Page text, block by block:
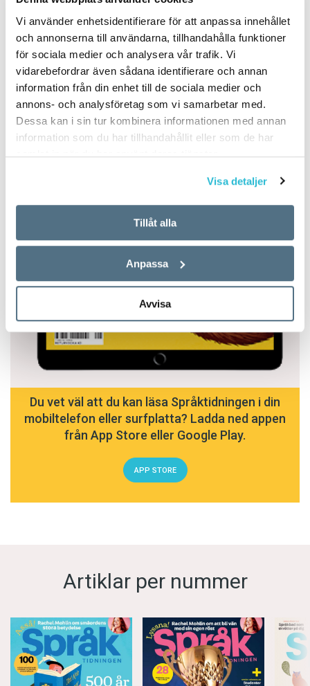
Vi använder enhetsidentifierare för att anpassa innehållet
och annonserna till användarna, tillhandahålla funktioner
för sociala medier och analysera vår trafik. Vi
vidarebefordrar även sådana identifierare och annan
information från din enhet till de sociala medier och
annons- och analysföretag som vi samarbetar med.
Dessa kan i sin tur kombinera informationen med annan
information som du har tillhandahållit eller som de har
samlat in när du har använt deras tjänster.
Visa detaljer
Tillåt alla
Anpassa
Avvisa
Du vet väl att du kan läsa Språktidningen i din
mobiltelefon eller surfplatta? Ladda ned appen
från App Store eller Google Play.
APP STORE
Artiklar per nummer